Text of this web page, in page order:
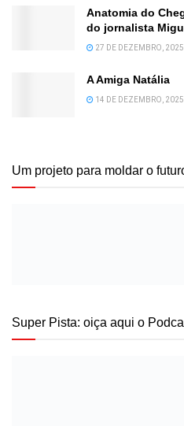
Anatomia do
do jornalista
27 DE DEZEMBRO, 2025
A Amiga Natália
14 DE DEZEMBRO, 2025
Um projeto para moldar o
Super Pista: oiça aqui o